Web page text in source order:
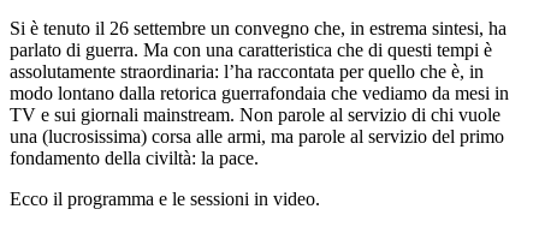
Si è tenuto il 26 settembre un convegno che, in estrema sintesi, ha
parlato di guerra. Ma con una caratteristica che di questi tempi è
assolutamente straordinaria: l’ha raccontata per quello che è, in
modo lontano dalla retorica guerrafondaia che vediamo da mesi in
TV e sui giornali mainstream. Non parole al servizio di chi vuole
una (lucrosissima) corsa alle armi, ma parole al servizio del primo
fondamento della civiltà: la pace.
Ecco il programma e le sessioni in video.